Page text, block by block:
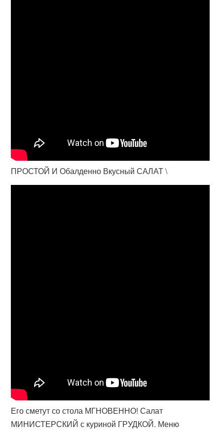
ПРОСТОЙ И Обалденно Вкусный САЛАТ \
Его сметут со стола МГНОВЕННО! Салат
МИНИСТЕРСКИЙ с куриной ГРУДКОЙ. Меню